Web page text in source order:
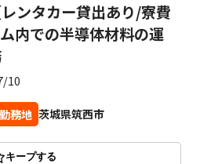
ンタカー貸出あり/寮費
内での半導体材料の運
10
勤務地 茨城県筑西市
キープする